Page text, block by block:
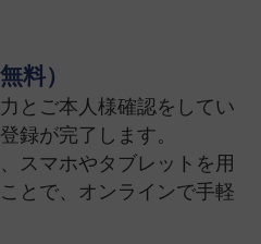
料）
とご本人様確認をしてい
録が完了します。
スマホやタブレットを用
とで、オンラインで手軽